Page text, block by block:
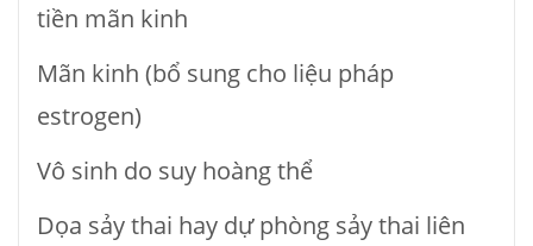
tiền mãn kinh
Mãn kinh (bổ sung cho liệu pháp
estrogen)
Vô sinh do suy hoàng thể
Dọa sảy thai hay dự phòng sảy thai liên